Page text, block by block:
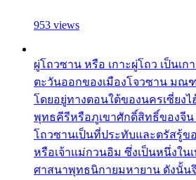
953 views
ผู่โถวซาน หรือ เกาะผู่โถว เป็นเก
ตะวันออกของเมืองโจวซาน มณฑ
โดยอยู่ทางตอนใต้ของนครเซี่ยงไ
พุทธคีรีหรือภูเขาศักดิ์สิทธิ์ของจี
โถวซานเป็นที่ประทับและตรัสรู้ข
หรือเจ้าแม่กวนอิม ซึ่งเป็นหนึ่งใ
ศาสนาพุทธนิกายมหายาน ดังนั้น